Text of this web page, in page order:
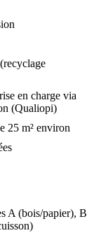
en charge via
(Qualiopi)
25 m² environ
A (bois/papier), B